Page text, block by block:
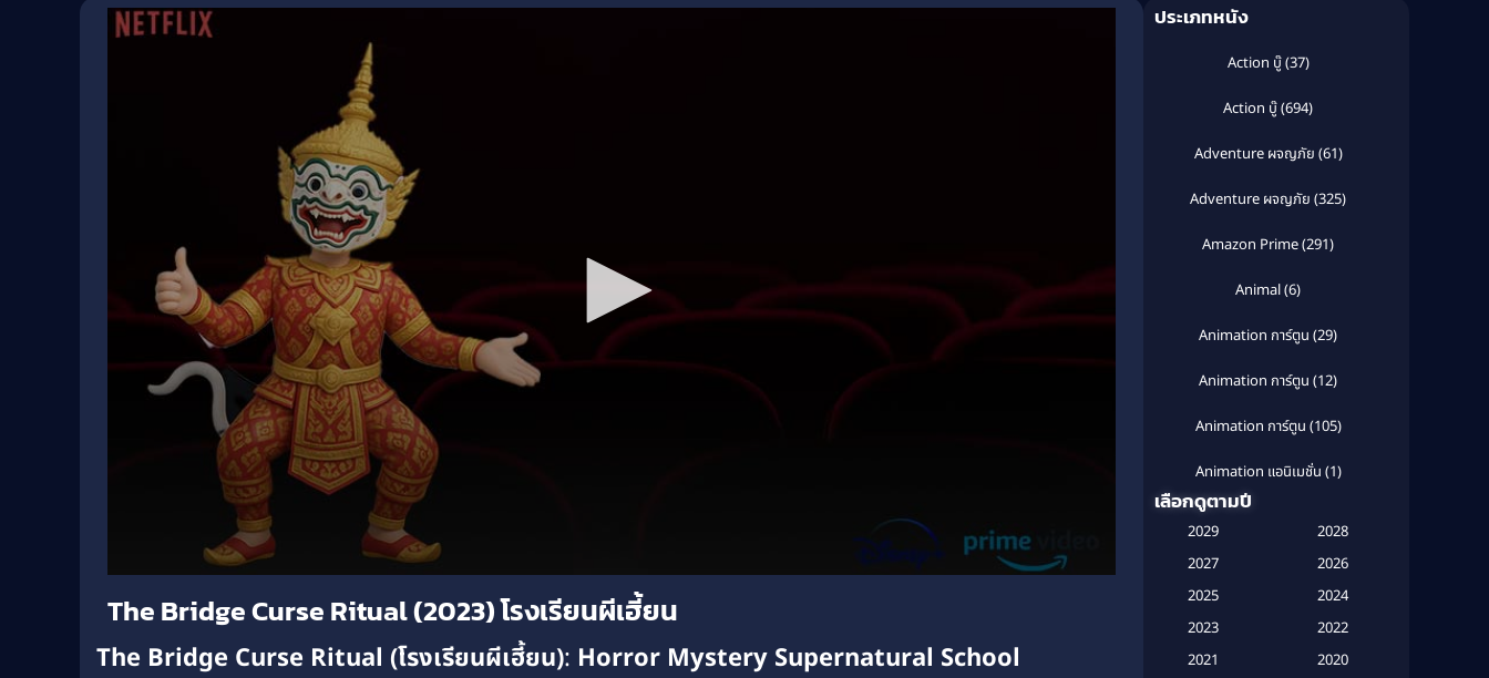
90%
The Bridge Curse Ritual (2023) โรงเรียนผีเฮี้ยน
The Bridge Curse Ritual (โรงเรียนผีเฮี้ยน): Horror Mystery Supernatural School
ประเภทหนัง
Action บู๊(37)
Action บู๊(694)
Adventure ผจญภัย (61)
Adventure ผจญภัย (325)
Amazon Prime(291)
Animal(6)
Animation การ์ตูน (29)
Animation การ์ตูน (12)
Animation การ์ตูน (105)
Animation แอนิเมชั่น (1)
(120)
Based on a True Story สร้างจาก
เลือกดูตามปี
2029
2028
2027
2026
2025
2024
2023
2022
2021
2020